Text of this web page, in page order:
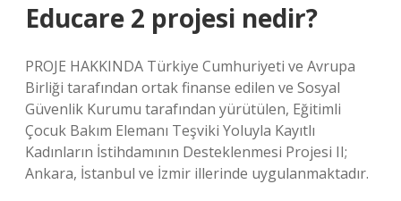
Educare 2 projesi nedir?
PROJE HAKKINDA Türkiye Cumhuriyeti ve Avrupa
Birliği tarafından ortak finanse edilen ve Sosyal
Güvenlik Kurumu tarafından yürütülen, Eğitimli
Çocuk Bakım Elemanı Teşviki Yoluyla Kayıtlı
Kadınların İstihdamının Desteklenmesi Projesi II;
Ankara, İstanbul ve İzmir illerinde uygulanmaktadır.